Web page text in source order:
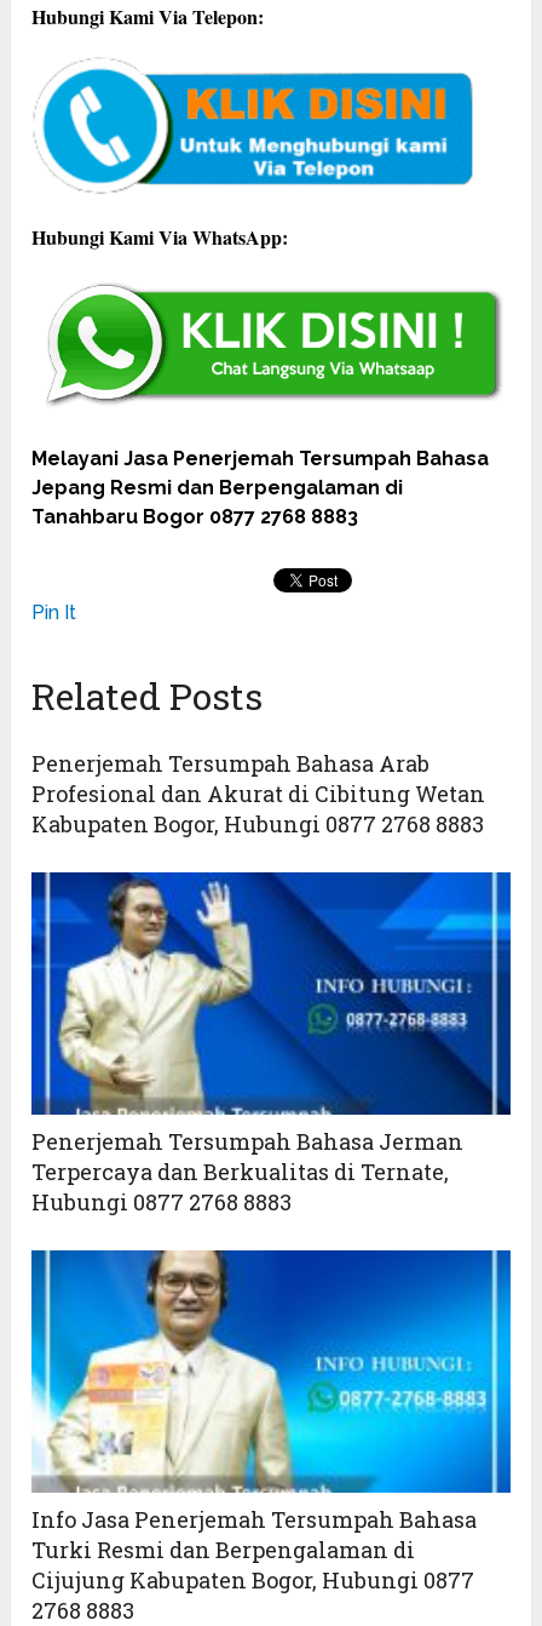
Hubungi Kami Via Telepon:
Hubungi Kami Via WhatsApp:
Melayani Jasa Penerjemah Tersumpah Bahasa
Jepang Resmi dan Berpengalaman di
Tanahbaru Bogor 0877 2768 8883
Pin It
Related Posts
Penerjemah Tersumpah Bahasa Arab
Profesional dan Akurat di Cibitung Wetan
Kabupaten Bogor, Hubungi 0877 2768 8883
Penerjemah Tersumpah Bahasa Jerman
Terpercaya dan Berkualitas di Ternate,
Hubungi 0877 2768 8883
Info Jasa Penerjemah Tersumpah Bahasa
Turki Resmi dan Berpengalaman di
Cijujung Kabupaten Bogor, Hubungi 0877
2768 8883